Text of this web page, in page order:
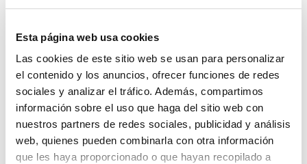
Esta página web usa cookies
Las cookies de este sitio web se usan para personalizar
el contenido y los anuncios, ofrecer funciones de redes
sociales y analizar el tráfico. Además, compartimos
información sobre el uso que haga del sitio web con
nuestros partners de redes sociales, publicidad y análisis
web, quienes pueden combinarla con otra información
que les haya proporcionado o que hayan recopilado a
PERFIL ALUMINIO 94×45